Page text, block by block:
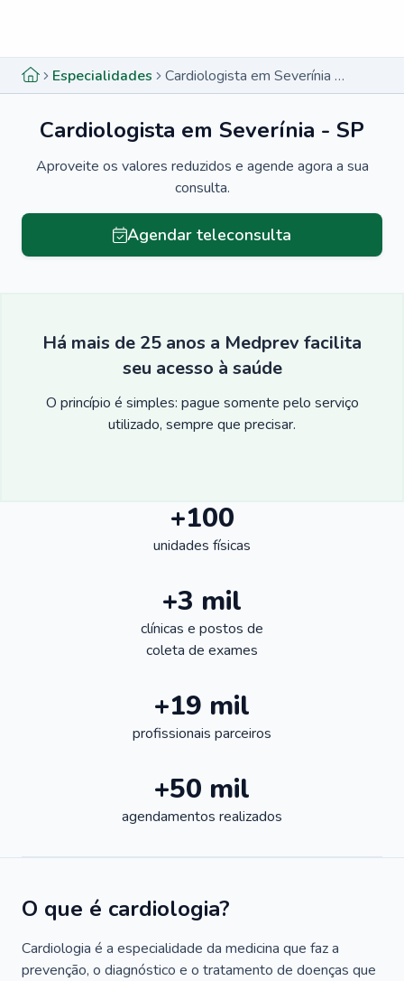
Especialidades Cardiologista em Severínia - SP
Cardiologista em Severínia - SP
Aproveite os valores reduzidos e agende agora a sua
consulta.
Agendar teleconsulta
Há mais de 25 anos a Medprev facilita
seu acesso à saúde
O princípio é simples: pague somente pelo serviço
utilizado, sempre que precisar.
+100
unidades físicas
+3 mil
clínicas e postos de
coleta de exames
+19 mil
profissionais parceiros
+50 mil
agendamentos realizados
O que é cardiologia?
Cardiologia é a especialidade da medicina que faz a
prevenção, o diagnóstico e o tratamento de doenças que